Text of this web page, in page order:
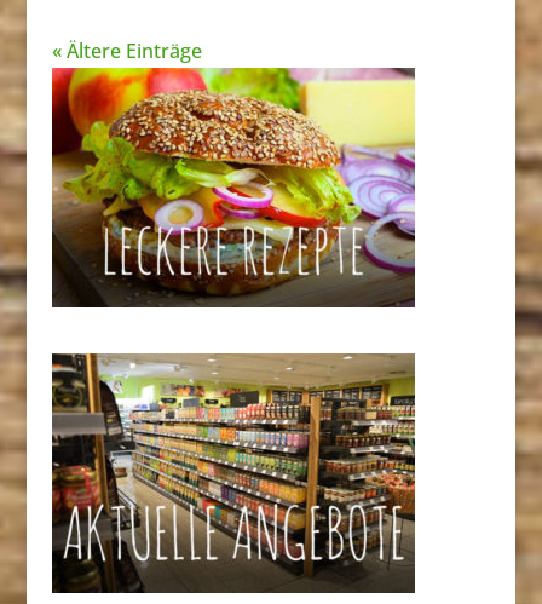
« Ältere Einträge